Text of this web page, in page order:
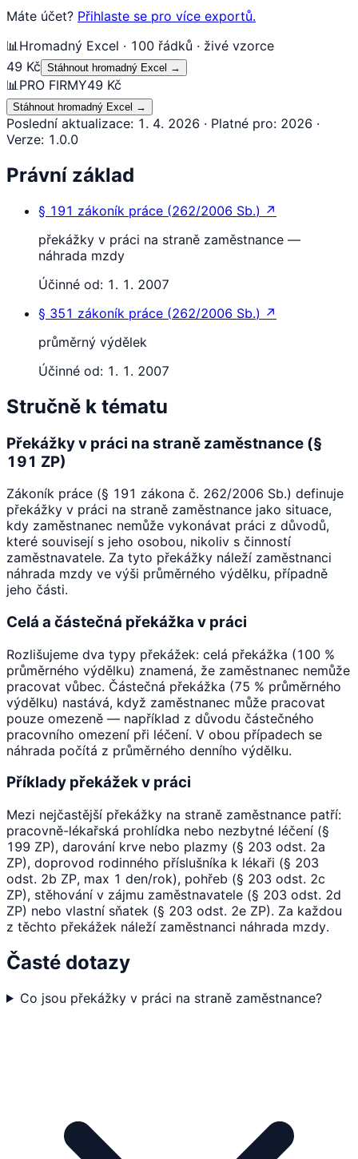
Máte účet? Přihlaste se pro více exportů.
📊 Hromadný Excel · 100 řádků · živé vzorce
49 Kč Stáhnout hromadný Excel →
📊 PRO FIRMY49 Kč
Stáhnout hromadný Excel →
Poslední aktualizace: 1. 4. 2026 · Platné pro: 2026 ·
Verze: 1.0.0
Právní základ
§ 191 zákoník práce (262/2006 Sb.) ↗
překážky v práci na straně zaměstnance —
náhrada mzdy
Účinné od: 1. 1. 2007
§ 351 zákoník práce (262/2006 Sb.) ↗
průměrný výdělek
Účinné od: 1. 1. 2007
Stručně k tématu
Překážky v práci na straně zaměstnance (§
191 ZP)
Zákoník práce (§ 191 zákona č. 262/2006 Sb.) definuje
překážky v práci na straně zaměstnance jako situace,
kdy zaměstnanec nemůže vykonávat práci z důvodů,
které souvisejí s jeho osobou, nikoliv s činností
zaměstnavatele. Za tyto překážky náleží zaměstnanci
náhrada mzdy ve výši průměrného výdělku, případně
jeho části.
Celá a částečná překážka v práci
Rozlišujeme dva typy překážek: celá překážka (100 %
průměrného výdělku) znamená, že zaměstnanec nemůže
pracovat vůbec. Částečná překážka (75 % průměrného
výdělku) nastává, když zaměstnanec může pracovat
pouze omezeně — například z důvodu částečného
pracovního omezení při léčení. V obou případech se
náhrada počítá z průměrného denního výdělku.
Příklady překážek v práci
Mezi nejčastější překážky na straně zaměstnance patří:
pracovně-lékařská prohlídka nebo nezbytné léčení (§
199 ZP), darování krve nebo plazmy (§ 203 odst. 2a
ZP), doprovod rodinného příslušníka k lékaři (§ 203
odst. 2b ZP, max 1 den/rok), pohřeb (§ 203 odst. 2c
ZP), stěhování v zájmu zaměstnavatele (§ 203 odst. 2d
ZP) nebo vlastní sňatek (§ 203 odst. 2e ZP). Za každou
z těchto překážek náleží zaměstnanci náhrada mzdy.
Časté dotazy
Co jsou překážky v práci na straně zaměstnance?